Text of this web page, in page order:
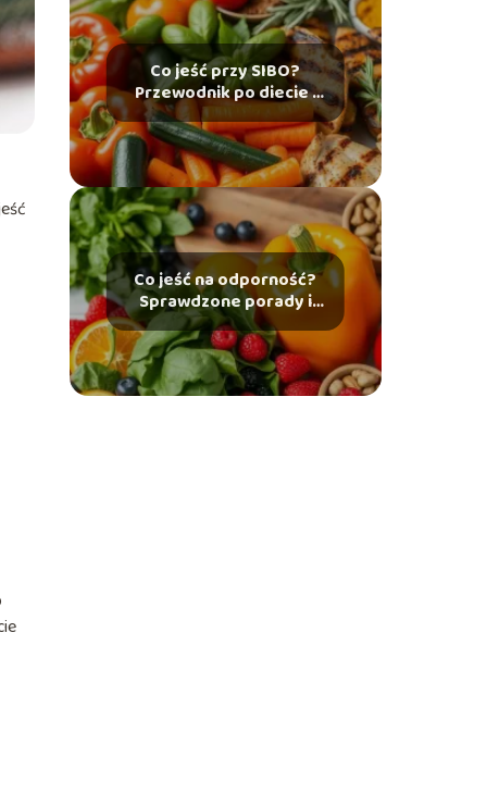
Co jeść przy SIBO?
Przewodnik po diecie i
produktach
dozwolonych
Co jeść na odporność?
Sprawdzone porady i
wskazówki